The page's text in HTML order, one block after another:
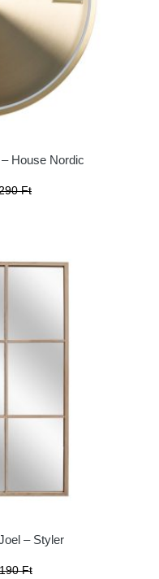
House Nordic
Ft
– Styler
Ft